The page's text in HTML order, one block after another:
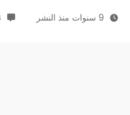
9 سنوات منذ النشر